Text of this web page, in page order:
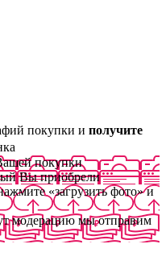
покупки и получите
покупки
Вы приобрели
«загрузить фото» и
модерацию мы отправим